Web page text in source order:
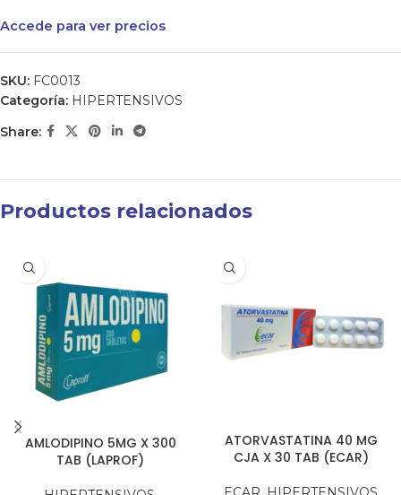
Accede para ver precios
SKU: FC0013
Categoría: HIPERTENSIVOS
Share:
Productos relacionados
AMLODIPINO 5MG X 300
TAB (LAPROF)
ATORVASTATINA 40 MG
CJA X 30 TAB (ECAR)